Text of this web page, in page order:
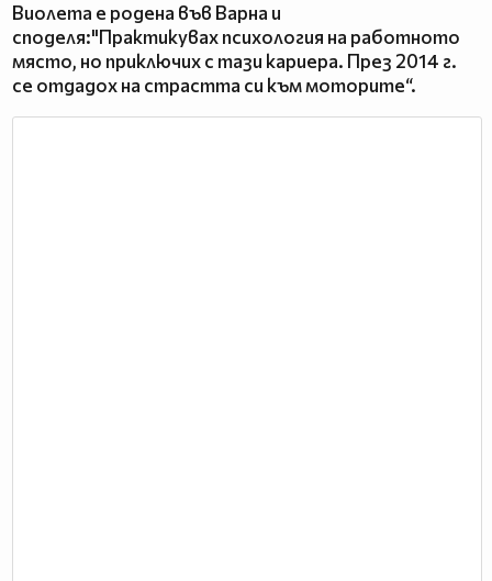
Виолета е родена във Варна и
споделя:"Практикувах психология на работното
място, но приключих с тази кариера. През 2014 г.
се отдадох на страстта си към моторите“.